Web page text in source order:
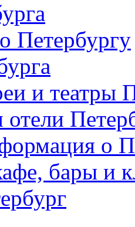
Петербургу
и театры
о
бары и